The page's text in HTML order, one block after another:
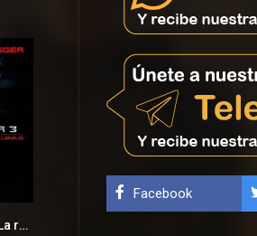
6.3
Terminator 3: La rebelión de las máquinas
Facebook